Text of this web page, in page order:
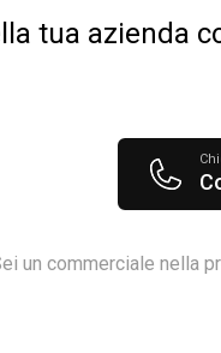
tua azienda
un commerciale nella